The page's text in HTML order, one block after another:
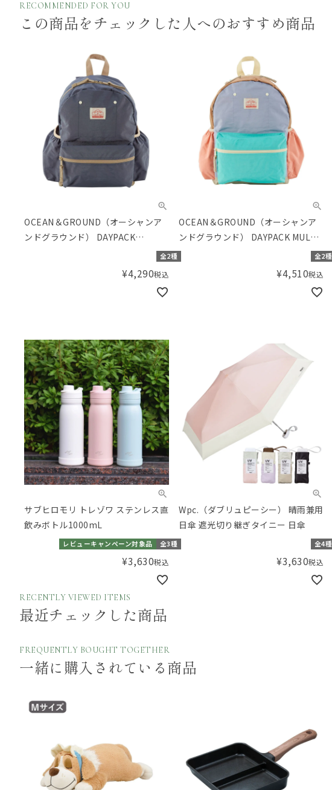
RECOMMENDED FOR YOU
この商品をチェックした 人へのおすすめ商品
OCEAN＆GROUND（オーシャンア
ンドグラウンド） DAYPACK
GOODAY PLUS デイパック リュック全2種
¥4,290税込
OCEAN＆GROUND（オーシャンア
ンドグラウンド） DAYPACK MULTI
PLUS デイパック リュック
全2種
¥4,510税込
サブヒロモリ トレゾワ ステンレス直
飲みボトル1000mL
レビューキャンペーン対象品 全3種
¥3,630税込
Wpc.（ダブリュピーシー） 晴雨兼用
日傘 遮光切り継ぎタイニー 日傘
全4種
¥3,630税込
RECENTLY VIEWED ITEMS
最近チェックした商品
FREQUENTLY BOUGHT TOGETHER
一緒に購入されている商品